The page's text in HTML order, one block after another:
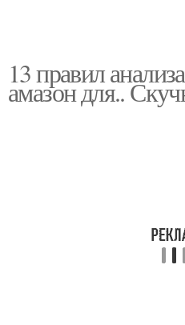
13 правил
амазон для..